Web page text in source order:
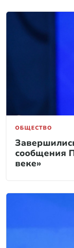
ОБЩЕСТВО
сообщения
веке»